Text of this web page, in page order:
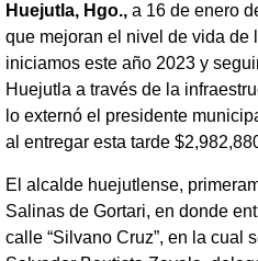
Huejutla, Hgo., a 16 de enero
que mejoran el nivel de vida de
iniciamos este año 2023 y
Huejutla a través de la
lo externó el presidente
al entregar esta tarde
El alcalde huejutlense,
Salinas de Gortari, en donde
calle “Silvano Cruz”, en la cual